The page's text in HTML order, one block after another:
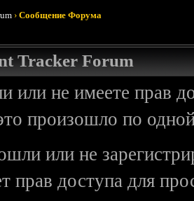
›Сообщение Форума
Tracker Forum
или не имеете прав
произошло по
или не
прав доступа для